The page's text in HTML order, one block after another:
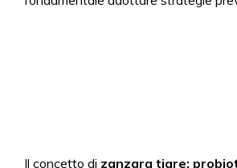
Il concetto di zanzara tigre: